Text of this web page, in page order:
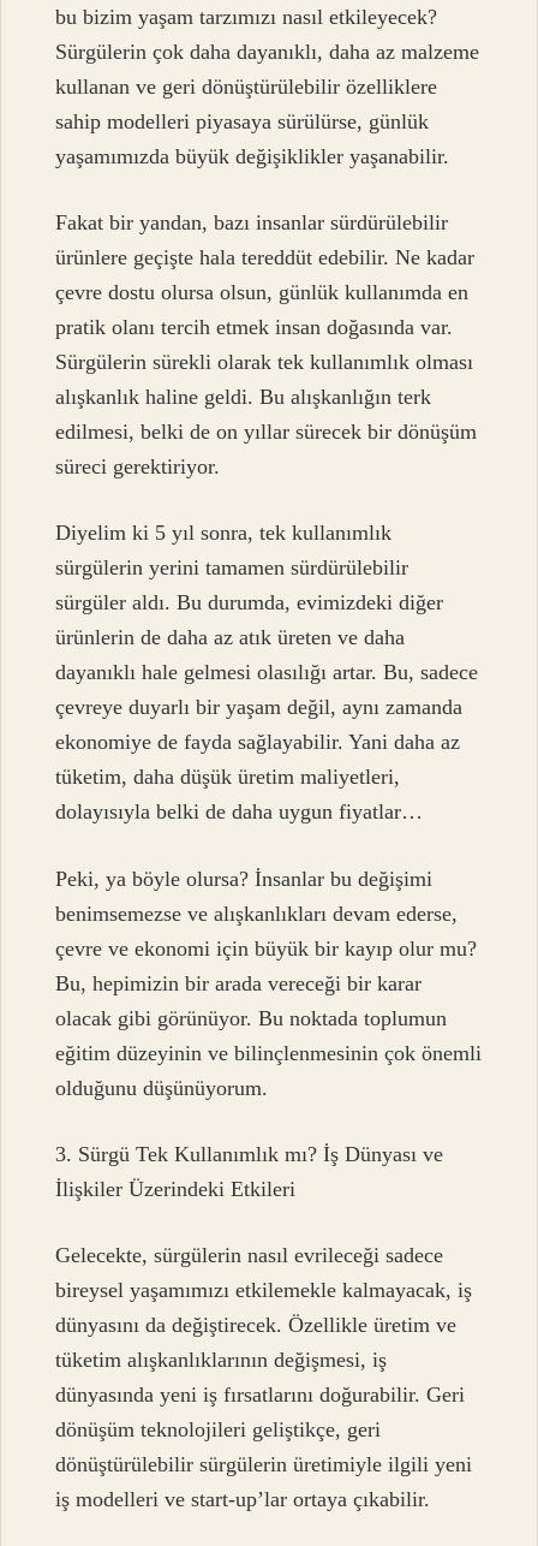
bu bizim yaşam tarzımızı nasıl etkileyecek?
Sürgülerin çok daha dayanıklı, daha az malzeme
kullanan ve geri dönüştürülebilir özelliklere
sahip modelleri piyasaya sürülürse, günlük
yaşamımızda büyük değişiklikler yaşanabilir.
Fakat bir yandan, bazı insanlar sürdürülebilir
ürünlere geçişte hala tereddüt edebilir. Ne kadar
çevre dostu olursa olsun, günlük kullanımda en
pratik olanı tercih etmek insan doğasında var.
Sürgülerin sürekli olarak tek kullanımlık olması
alışkanlık haline geldi. Bu alışkanlığın terk
edilmesi, belki de on yıllar sürecek bir dönüşüm
süreci gerektiriyor.
Diyelim ki 5 yıl sonra, tek kullanımlık
sürgülerin yerini tamamen sürdürülebilir
sürgüler aldı. Bu durumda, evimizdeki diğer
ürünlerin de daha az atık üreten ve daha
dayanıklı hale gelmesi olasılığı artar. Bu, sadece
çevreye duyarlı bir yaşam değil, aynı zamanda
ekonomiye de fayda sağlayabilir. Yani daha az
tüketim, daha düşük üretim maliyetleri,
dolayısıyla belki de daha uygun fiyatlar…
Peki, ya böyle olursa? İnsanlar bu değişimi
benimsemezse ve alışkanlıkları devam ederse,
çevre ve ekonomi için büyük bir kayıp olur mu?
Bu, hepimizin bir arada vereceği bir karar
olacak gibi görünüyor. Bu noktada toplumun
eğitim düzeyinin ve bilinçlenmesinin çok önemli
olduğunu düşünüyorum.
3. Sürgü Tek Kullanımlık mı? İş Dünyası ve
İlişkiler Üzerindeki Etkileri
Gelecekte, sürgülerin nasıl evrileceği sadece
bireysel yaşamımızı etkilemekle kalmayacak, iş
dünyasını da değiştirecek. Özellikle üretim ve
tüketim alışkanlıklarının değişmesi, iş
dünyasında yeni iş fırsatlarını doğurabilir. Geri
dönüşüm teknolojileri geliştikçe, geri
dönüştürülebilir sürgülerin üretimiyle ilgili yeni
iş modelleri ve start-up’lar ortaya çıkabilir.